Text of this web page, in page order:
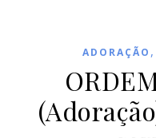
ADORAÇÃO ,